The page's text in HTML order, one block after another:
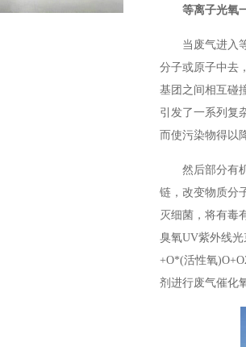
等离子光氧
当废气进入
分子或原子中去
基团之间相互碰
引发了一系列复
而使污染物得以
然后部分有
链，改变物质分
灭细菌，将有毒
臭氧UV紫外线
+O*(活性氧
剂进行废气催化